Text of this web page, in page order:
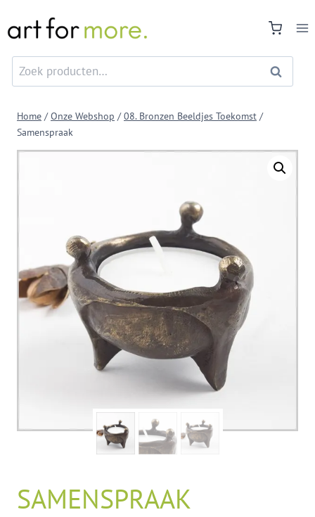
naar
Zoeken
naar:
Zoeken
Home / Onze Webshop / 08. Bronzen Beeldjes Toekomst /
Samenspraak
SAMENSPRAAK